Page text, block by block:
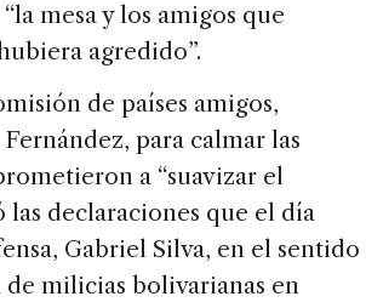
“la mesa y los amigos que
agredido”.
de países amigos,
para calmar las
a “suavizar el
declaraciones que el día
Gabriel Silva, en el sentido
milicias bolivarianas en